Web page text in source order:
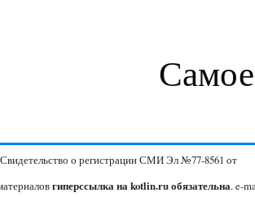
о регистрации СМИ Эл №77-8561 от
гиперссылка на kotlin.ru обязательна. e-